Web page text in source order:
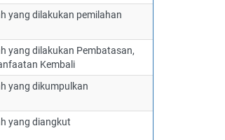
yang dilakukan pemilahan
yang dilakukan Pembatasan,
Kembali
yang dikumpulkan
yang diangkut